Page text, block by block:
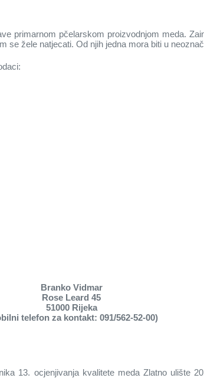
primarnom pčelarskom proizvodnjom meda.
se žele natjecati. Od njih jedna mora biti u
Branko Vidmar
Rose Leard 45
51000 Rijeka
telefon za kontakt: 091/562-52-00)
13. ocjenjivanja kvalitete meda Zlatno ulište